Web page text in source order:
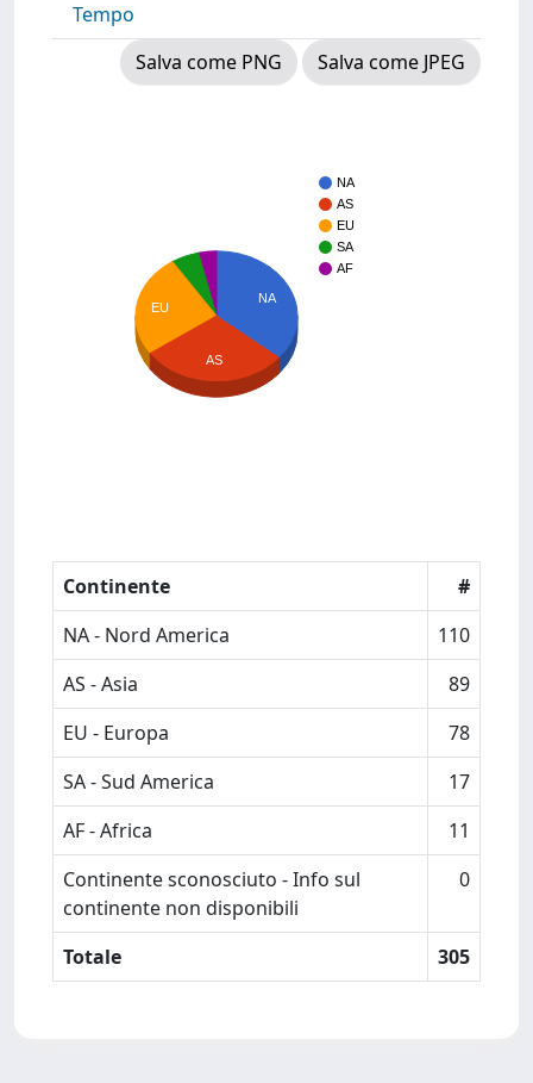
Tempo
Salva come PNG
Salva come JPEG
NA
AS
EU
SA
AF
NA
EU
AS
Continente
#
NA - Nord America
110
AS - Asia
89
EU - Europa
78
SA - Sud America
17
AF - Africa
11
Continente sconosciuto - Info sul
continente non disponibili
0
Totale 305